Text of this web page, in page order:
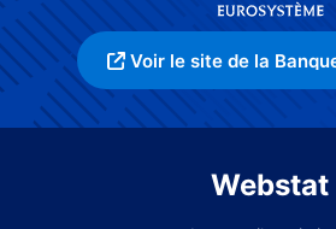
Voir le site de la
Webstat